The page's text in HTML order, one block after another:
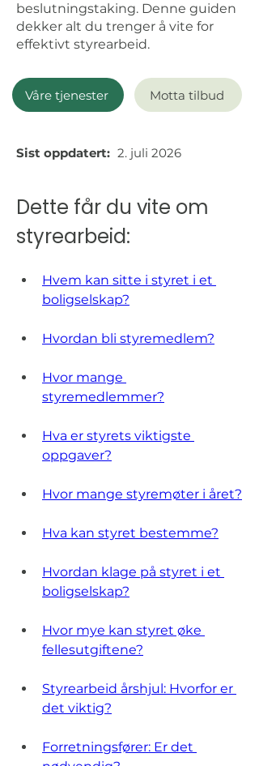
beslutningstaking. Denne guiden
dekker alt du trenger å vite for
effektivt styrearbeid.
Våre tjenester Motta tilbud
Sist oppdatert: 2. juli 2026
Dette får du vite om
styrearbeid:
Hvem kan sitte i styret i et
boligselskap?
Hvordan bli styremedlem?
Hvor mange
styremedlemmer?
Hva er styrets viktigste
oppgaver?
Hvor mange styremøter i året?
Hva kan styret bestemme?
Hvordan klage på styret i et
boligselskap?
Hvor mye kan styret øke
fellesutgiftene?
Styrearbeid årshjul: Hvorfor er
det viktig?
Forretningsfører: Er det